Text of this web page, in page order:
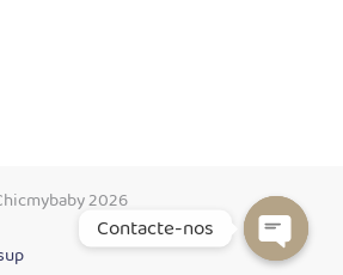
2026
Contacte-nos